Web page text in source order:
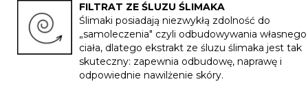
FILTRAT ZE ŚLUZU ŚLIMAKA
Ślimaki posiadają niezwykłą zdolność do
„samoleczenia" czyli odbudowywania własnego
ciała, dlatego ekstrakt ze śluzu ślimaka jest tak
skuteczny: zapewnia odbudowę, naprawę i
odpowiednie nawilżenie skóry.